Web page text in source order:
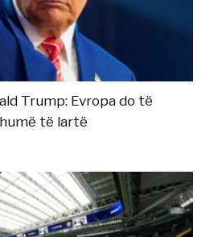
Trump: Evropa do të
të lartë